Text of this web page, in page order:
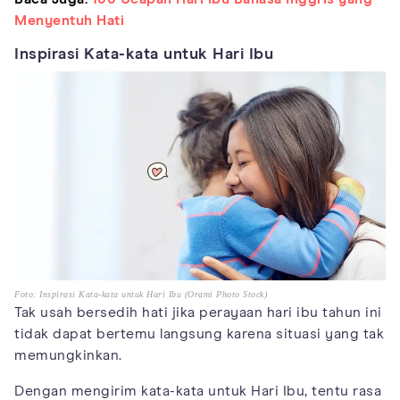
Menyentuh Hati
Inspirasi Kata-kata untuk Hari Ibu
Foto: Inspirasi Kata-kata untuk Hari Ibu (Orami Photo Stock)
Tak usah bersedih hati jika perayaan hari ibu tahun ini
tidak dapat bertemu langsung karena situasi yang tak
memungkinkan.
Dengan mengirim kata-kata untuk Hari Ibu, tentu rasa